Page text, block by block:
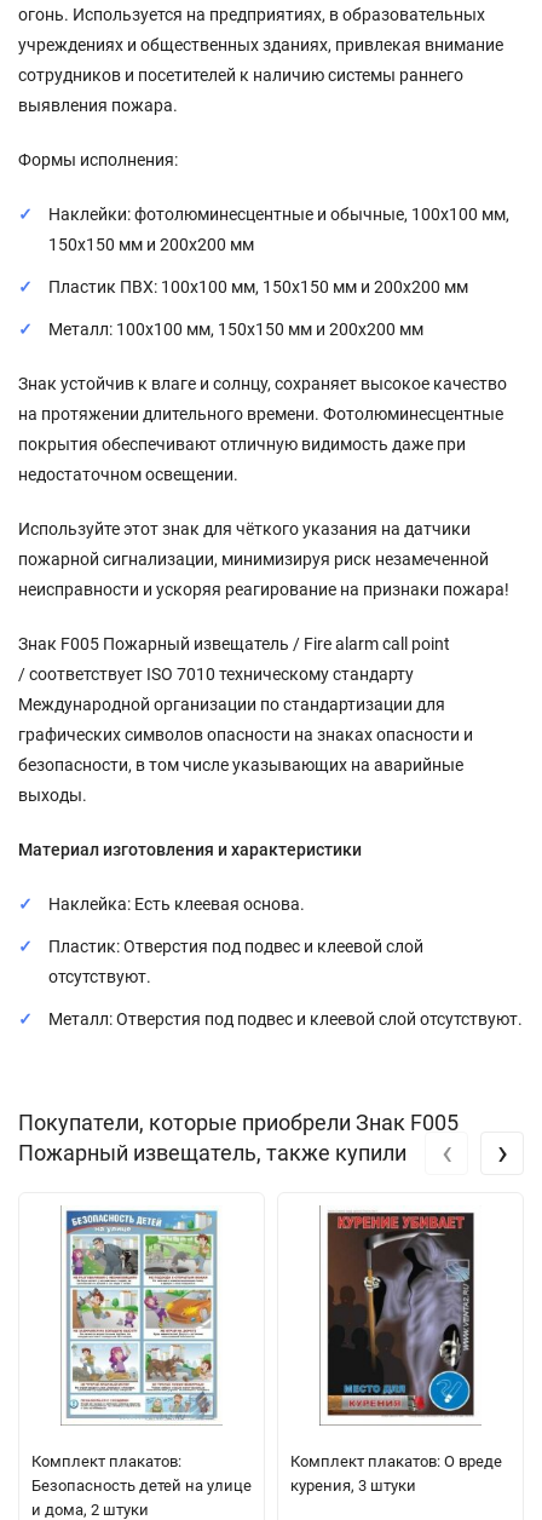
огонь. Используется на предприятиях, в образовательных
учреждениях и общественных зданиях, привлекая внимание
сотрудников и посетителей к наличию системы раннего
выявления пожара.
Формы исполнения:
Наклейки: фотолюминесцентные и обычные, 100x100 мм,
150x150 мм и 200x200 мм
Пластик ПВХ: 100x100 мм, 150x150 мм и 200x200 мм
Металл: 100x100 мм, 150x150 мм и 200x200 мм
Знак устойчив к влаге и солнцу, сохраняет высокое качество
на протяжении длительного времени. Фотолюминесцентные
покрытия обеспечивают отличную видимость даже при
недостаточном освещении.
Используйте этот знак для чёткого указания на датчики
пожарной сигнализации, минимизируя риск незамеченной
неисправности и ускоряя реагирование на признаки пожара!
Знак F005 Пожарный извещатель / Fire alarm call point
/ соответствует ISO 7010 техническому стандарту
Международной организации по стандартизации для
графических символов опасности на знаках опасности и
безопасности, в том числе указывающих на аварийные
выходы.
Материал изготовления и характеристики
Наклейка: Есть клеевая основа.
Пластик: Отверстия под подвес и клеевой слой
отсутствуют.
Металл: Отверстия под подвес и клеевой слой отсутствуют.
Покупатели, которые приобрели Знак F005
Пожарный извещатель, также купили
Комплект плакатов:
Безопасность детей на улице
и дома, 2 штуки
Комплект плакатов: О вреде
курения, 3 штуки
‹ ›